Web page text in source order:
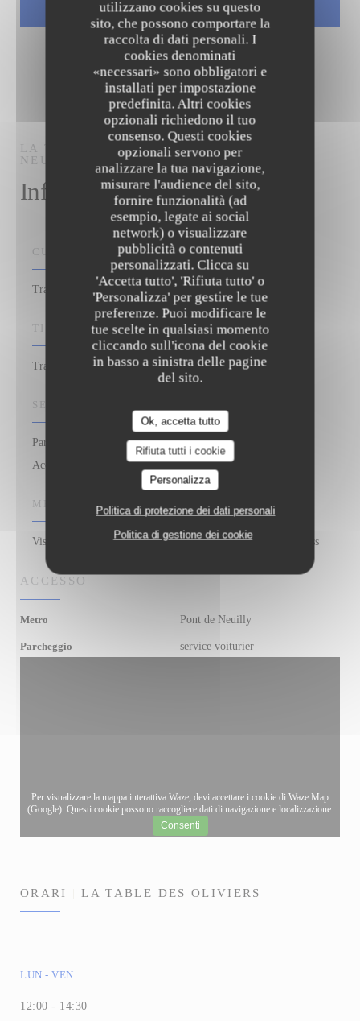
utilizzano cookies su questo
sito, che possono comportare la
raccolta di dati personali. I
cookies denominati
«necessari» sono obbligatori e
installati per impostazione
predefinita. Altri cookies
opzionali richiedono il tuo
consenso. Questi cookies
opzionali servono per
analizzare la tua navigazione,
misurare l'audience del sito,
fornire funzionalità (ad
esempio, legate ai social
network) o visualizzare
pubblicità o contenuti
personalizzati. Clicca su
'Accetta tutto', 'Rifiuta tutto' o
'Personalizza' per gestire le tue
preferenze. Puoi modificare le
tue scelte in qualsiasi momento
cliccando sull'icona del cookie
in basso a sinistra delle pagine
del sito.
Ok, accetta tutto
Rifiuta tutti i cookie
Personalizza
Politica di protezione dei dati personali
Politica di gestione dei cookie
LA TABLE DES OLIVIERSTRATTORIA
NEUILLY-SUR-SEINE
Informazioni pratiche
CUCINA
Tradizionale francese
TIPOLOGIA
Trattoria
SERVIZI
Parcheggio / privato, Aria condizionata - Aria condizionata,
Accesso disabili
METODO DI PAGAMENTO
Visa, Titoli Restaurant, Contanti, Bancomat, American Express
ACCESSO
Metro Pont de Neuilly
Parcheggio service voiturier
Per visualizzare la mappa interattiva Waze, devi accettare i cookie di Waze Map
(Google). Questi cookie possono raccogliere dati di navigazione e localizzazione.
Consenti
ORARI LA TABLE DES OLIVIERS
LUN - VEN
12:00 - 14:30
La Table des Oliviers